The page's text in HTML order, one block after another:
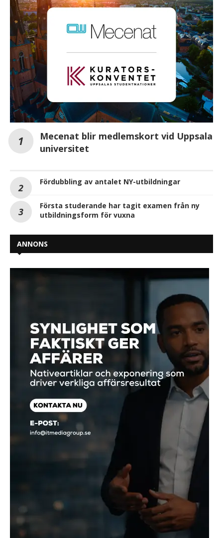
Mecenat blir medlemskort vid Uppsala
universitet
Fördubbling av antalet NY-utbildningar
Första studerande har tagit examen från ny
utbildningsform för vuxna
ANNONS